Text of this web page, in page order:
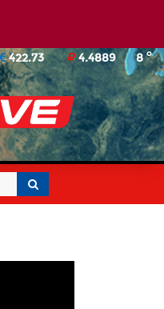
8o
422.73 4.4889